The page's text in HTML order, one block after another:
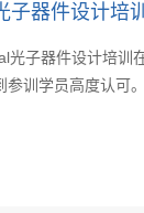
器件设计培
子器件设计培训
训学员高度认可。